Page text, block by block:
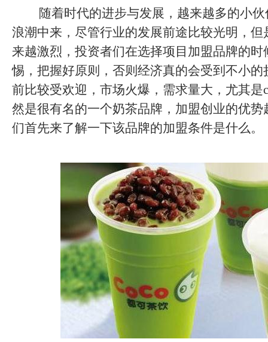
随着时代的进步与发展，越来越多的小伙
浪潮中来，尽管行业的发展前途比较光明，但
来越激烈，投资者们在选择项目加盟品牌的时
惕，把握好原则，否则经济真的会受到不小的
前比较受欢迎，市场火爆，需求量大，尤其是
然是很有名的一个奶茶品牌，加盟创业的优势
们首先来了解一下该品牌的加盟条件是什么。